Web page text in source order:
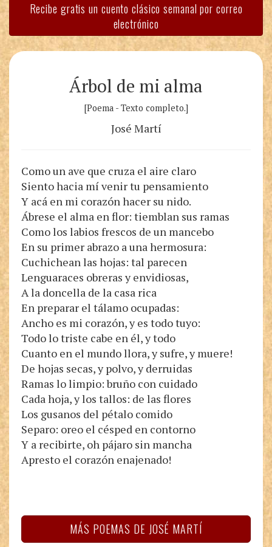
Recibe gratis un cuento clásico semanal por correo
electrónico
Árbol de mi alma
[Poema - Texto completo.]
José Martí
Como un ave que cruza el aire claro
Siento hacia mí venir tu pensamiento
Y acá en mi corazón hacer su nido.
Ábrese el alma en flor: tiemblan sus ramas
Como los labios frescos de un mancebo
En su primer abrazo a una hermosura:
Cuchichean las hojas: tal parecen
Lenguaraces obreras y envidiosas,
A la doncella de la casa rica
En preparar el tálamo ocupadas:
Ancho es mi corazón, y es todo tuyo:
Todo lo triste cabe en él, y todo
Cuanto en el mundo llora, y sufre, y muere!
De hojas secas, y polvo, y derruidas
Ramas lo limpio: bruño con cuidado
Cada hoja, y los tallos: de las flores
Los gusanos del pétalo comido
Separo: oreo el césped en contorno
Y a recibirte, oh pájaro sin mancha
Apresto el corazón enajenado!
MÁS POEMAS DE JOSÉ MARTÍ